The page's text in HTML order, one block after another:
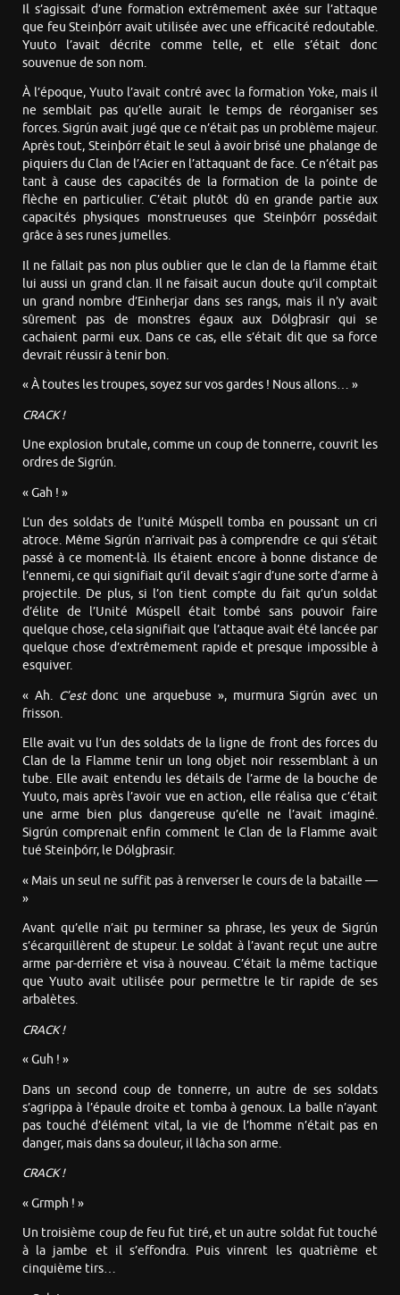
Il s’agissait d’une formation extrêmement axée sur l’attaque
que feu Steinþórr avait utilisée avec une efficacité redoutable.
Yuuto l’avait décrite comme telle, et elle s’était donc
souvenue de son nom.
À l’époque, Yuuto l’avait contré avec la formation Yoke, mais il
ne semblait pas qu’elle aurait le temps de réorganiser ses
forces. Sigrún avait jugé que ce n’était pas un problème majeur.
Après tout, Steinþórr était le seul à avoir brisé une phalange de
piquiers du Clan de l’Acier en l’attaquant de face. Ce n’était pas
tant à cause des capacités de la formation de la pointe de
flèche en particulier. C’était plutôt dû en grande partie aux
capacités physiques monstrueuses que Steinþórr possédait
grâce à ses runes jumelles.
Il ne fallait pas non plus oublier que le clan de la flamme était
lui aussi un grand clan. Il ne faisait aucun doute qu’il comptait
un grand nombre d’Einherjar dans ses rangs, mais il n’y avait
sûrement pas de monstres égaux aux Dólgþrasir qui se
cachaient parmi eux. Dans ce cas, elle s’était dit que sa force
devrait réussir à tenir bon.
« À toutes les troupes, soyez sur vos gardes ! Nous allons… »
CRACK !
Une explosion brutale, comme un coup de tonnerre, couvrit les
ordres de Sigrún.
« Gah ! »
L’un des soldats de l’unité Múspell tomba en poussant un cri
atroce. Même Sigrún n’arrivait pas à comprendre ce qui s’était
passé à ce moment-là. Ils étaient encore à bonne distance de
l’ennemi, ce qui signifiait qu’il devait s’agir d’une sorte d’arme à
projectile. De plus, si l’on tient compte du fait qu’un soldat
d’élite de l’Unité Múspell était tombé sans pouvoir faire
quelque chose, cela signifiait que l’attaque avait été lancée par
quelque chose d’extrêmement rapide et presque impossible à
esquiver.
« Ah. C’estdonc une arquebuse », murmura Sigrún avec un
frisson.
Elle avait vu l’un des soldats de la ligne de front des forces du
Clan de la Flamme tenir un long objet noir ressemblant à un
tube. Elle avait entendu les détails de l’arme de la bouche de
Yuuto, mais après l’avoir vue en action, elle réalisa que c’était
une arme bien plus dangereuse qu’elle ne l’avait imaginé.
Sigrún comprenait enfin comment le Clan de la Flamme avait
tué Steinþórr, le Dólgþrasir.
« Mais un seul ne suffit pas à renverser le cours de la bataille —
»
Avant qu’elle n’ait pu terminer sa phrase, les yeux de Sigrún
s’écarquillèrent de stupeur. Le soldat à l’avant reçut une autre
arme par-derrière et visa à nouveau. C’était la même tactique
que Yuuto avait utilisée pour permettre le tir rapide de ses
arbalètes.
CRACK !
« Guh ! »
Dans un second coup de tonnerre, un autre de ses soldats
s’agrippa à l’épaule droite et tomba à genoux. La balle n’ayant
pas touché d’élément vital, la vie de l’homme n’était pas en
danger, mais dans sa douleur, il lâcha son arme.
CRACK !
« Grmph ! »
Un troisième coup de feu fut tiré, et un autre soldat fut touché
à la jambe et il s’effondra. Puis vinrent les quatrième et
cinquième tirs…